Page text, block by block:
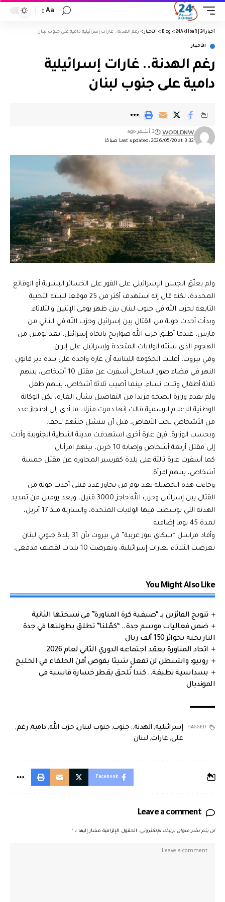
Aa
أخبار 24 | 24AkHbaR >
Blog
> الأخبار > رغم الهدنة.. غارات إسرائيلية دامية على جنوب لبنان
الأخبار
رغم الهدنة.. غارات إسرائيلية
دامية على جنوب لبنان
Last updated: 2026/05/20 at 3:32 صباحًا
WORLDNW 3 أشهر ago
ولم يعلّق الجيش الإسرائيلي على الفور على الخسائر البشرية أو الوقائع
المحددة، لكنه قال إنه استهدف أكثر من 25 موقعا للبنية التحتية
التابعة لحزب الله في جنوب لبنان بين ظهر يومي الإثنين والثلاثاء.
وبدأت أحدث جولة من القتال بين إسرائيل وحزب الله في الثاني من
مارس، عندما أطلق حزب الله صواريخ باتجاه إسرائيل، بعد يومين من
الهجوم الذي شنته الولايات المتحدة وإسرائيل على إيران.
وفي بيروت، أعلنت الحكومة اللبنانية أن غارة واحدة على بلدة دير قانون
النهر في قضاء صور الساحلي أسفرت عن مقتل 10 أشخاص، بينهم
ثلاثة أطفال وثلاث نساء، بينما أصيب ثلاثة أشخاص، بينهم طفل.
ولم تقدم وزارة الصحة مزيدا من التفاصيل بشأن الغارة، لكن الوكالة
الوطنية للإعلام الرسمية قالت إنها دمرت منزلا، ما أدى إلى احتجاز عدد
من الأشخاص تحت الأنقاض، قبل أن تنتشل جثثهم لاحقا.
وبحسب الوزارة، فإن غارة أخرى استهدفت مدينة النبطية الجنوبية وأدت
إلى مقتل أربعة أشخاص وإصابة 10 خرين، بينهم امرأتان.
كما أسفرت غارة ثالثة على بلدة كفرسير المجاورة عن مقتل خمسة
أشخاص، بينهم امرأة.
وجاءت هذه الحصيلة بعد يوم من تجاوز عدد قتلى أحدث جولة من
القتال بين إسرائيل وحزب الله حاجز 3000 قتيل، وبعد يومين من تمديد
الهدنة التي توسطت فيها الولايات المتحدة، والسارية منذ 17 أبريل،
لمدة 45 يوما إضافية.
وأفاد مراسل “سكاي نيوز عربية” في بيروت بأن 31 بلدة جنوبي لبنان
تعرضت الثلاثاء لغارات إسرائيلية، وتعرضت 10 بلدات لقصف مدفعي.
You Might Also Like
تتويج الفائزين بـ “صيفية كرة المناورة” في نسختها الثانية
ضمن فعاليات موسم جدة.. “كمّلنا” تطلق بطولتها في جدة
التاريخية بجوائز 150 ألف ريال
اتحاد المناورة يعقد اجتماعه الدوري الثاني لعام 2026
روبيو: واشنطن لن تفعل شيئا يقوض أمن الحلفاء في الخليج
بسداسية نظيفة.. كندا تُلحق بقطر خسارة قاسية في
المونديال
TAGGED: إسرائيلية, الهدنة.,جنوب,جنوب لبنان, حزب الله, دامية, رغم,
على, غارات, لبنان
Facebook
Leave a comment
لن يتم نشر عنوان بريدك الإلكتروني. الحقول الإلزامية مشار إليها بـ *